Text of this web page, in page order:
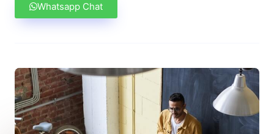
Whatsapp Chat